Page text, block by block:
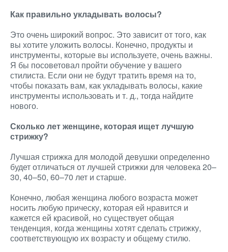
Как правильно укладывать волосы?
Это очень широкий вопрос. Это зависит от того, как
вы хотите уложить волосы. Конечно, продукты и
инструменты, которые вы используете, очень важны.
Я бы посоветовал пройти обучение у вашего
стилиста. Если они не будут тратить время на то,
чтобы показать вам, как укладывать волосы, какие
инструменты использовать и т. д., тогда найдите
нового.
Сколько лет женщине, которая ищет лучшую
стрижку?
Лучшая стрижка для молодой девушки определенно
будет отличаться от лучшей стрижки для человека 20–
30, 40–50, 60–70 лет и старше.
Конечно, любая женщина любого возраста может
носить любую прическу, которая ей нравится и
кажется ей красивой, но существует общая
тенденция, когда женщины хотят сделать стрижку,
соответствующую их возрасту и общему стилю.